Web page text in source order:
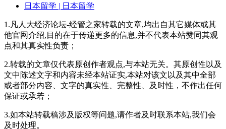
日本留学 | 日本留学
1.凡人大经济论坛-经管之家转载的文章,均出自其它媒体或其
他官网介绍,目的在于传递更多的信息,并不代表本站赞同其观
点和其真实性负责；
2.转载的文章仅代表原创作者观点,与本站无关。其原创性以及
文中陈述文字和内容未经本站证实,本站对该文以及其中全部
或者部分内容、文字的真实性、完整性、及时性，不作出任何
保证或承若；
3.如本站转载稿涉及版权等问题,请作者及时联系本站,我们会
及时处理。